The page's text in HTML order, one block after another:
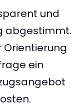
und
abgestimmt.
Orientierung
ein